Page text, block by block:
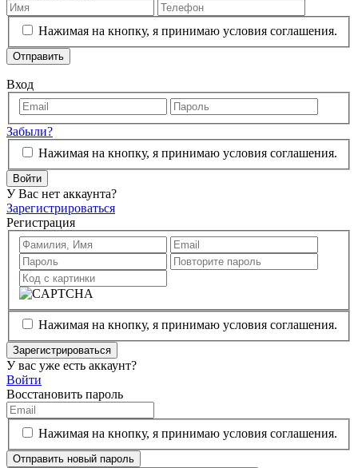
Нажимая на кнопку, я принимаю условия соглашения.
Отправить
Вход
Забыли?
Нажимая на кнопку, я принимаю условия соглашения.
Войти
У Вас нет аккаунта?
Зарегистрироваться
Регистрация
Нажимая на кнопку, я принимаю условия соглашения.
Зарегистрироваться
У вас уже есть аккаунт?
Войти
Восстановить пароль
Нажимая на кнопку, я принимаю условия соглашения.
Отправить новый пароль